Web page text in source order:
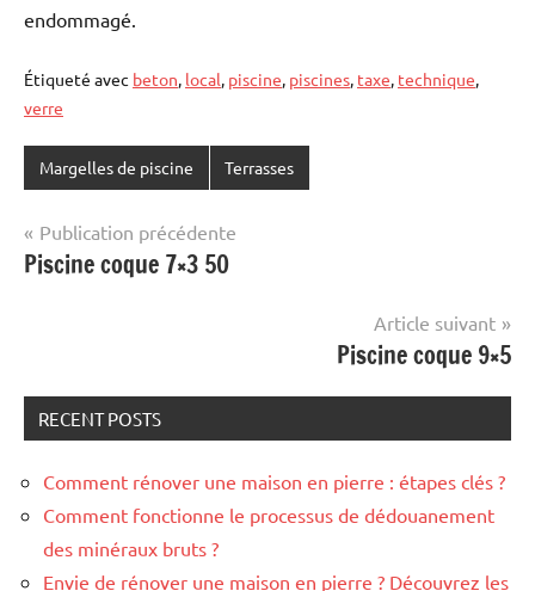
endommagé.
Étiqueté avec beton, local, piscine, piscines, taxe, technique,
verre
Margelles de piscine Terrasses
Navigation
de
Publication précédente
Piscine coque 7×3 50
Article suivant
Piscine coque 9×5
RECENT POSTS
Comment rénover une maison en pierre : étapes clés ?
Comment fonctionne le processus de dédouanement
des minéraux bruts ?
Envie de rénover une maison en pierre ? Découvrez les